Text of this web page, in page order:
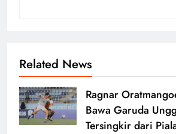
Related News
Ragnar
Bawa Garuda
Tersingkir dari